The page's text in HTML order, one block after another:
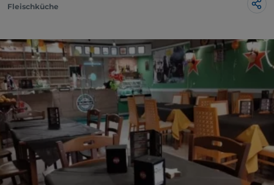
Fleischküche